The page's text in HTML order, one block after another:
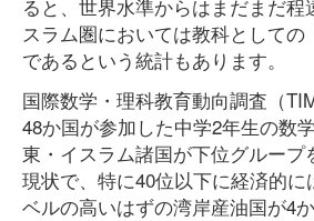
ると、世界水準からはまだまだ程
スラム圏においては教科としての
であるという統計もあります。
国際数学・理科教育動向調査（
48か国が参加した中学2年生の数
東・イスラム諸国が下位グループ
現状で、特に40位以下に経済的に
ベルの高いはずの湾岸産油国が4